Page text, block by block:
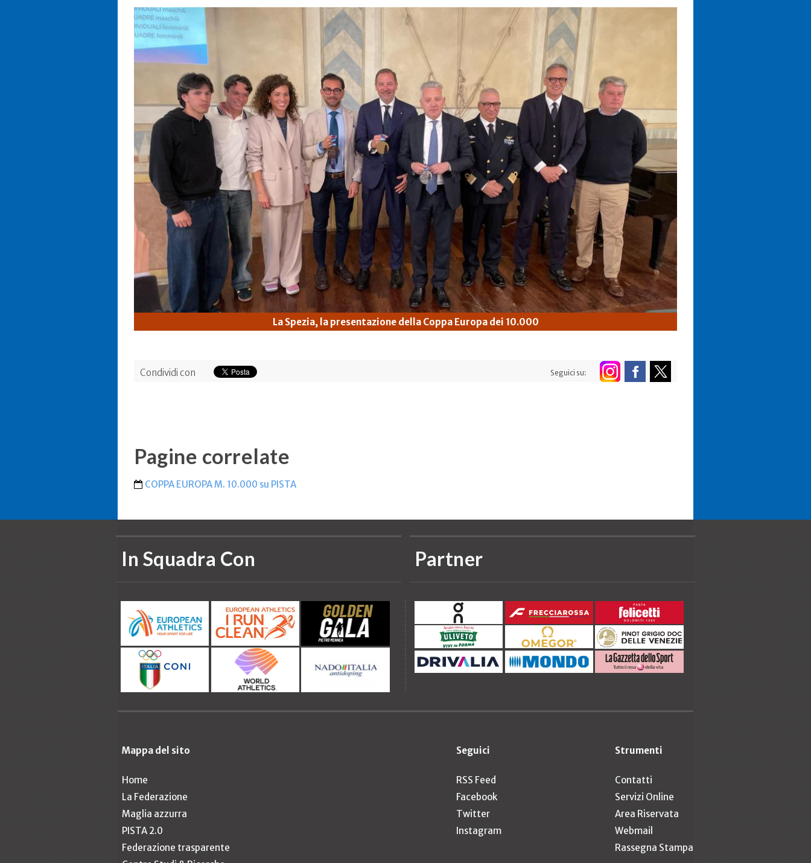
La Spezia, la presentazione della Coppa Europa dei 10.000
Condividi con Seguici su:
Pagine correlate
COPPA EUROPA M. 10.000 su PISTA
In Squadra Con Partner
Mappa del sito
Home
La Federazione
Maglia azzurra
PISTA 2.0
Federazione trasparente
Seguici
RSS Feed
Facebook
Twitter
Instagram
Strumenti
Contatti
Servizi Online
Area Riservata
Webmail
Rassegna Stampa